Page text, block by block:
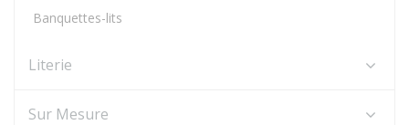
Banquettes-lits
Literie
Sur Mesure